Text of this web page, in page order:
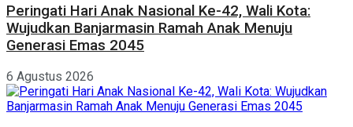
Peringati Hari Anak Nasional Ke-42, Wali Kota:
Wujudkan Banjarmasin Ramah Anak Menuju
Generasi Emas 2045
6 Agustus 2026